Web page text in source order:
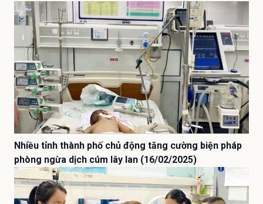
Nhiều tỉnh thành phố chủ động tăng cường biện pháp
phòng ngừa dịch cúm lây lan (16/02/2025)